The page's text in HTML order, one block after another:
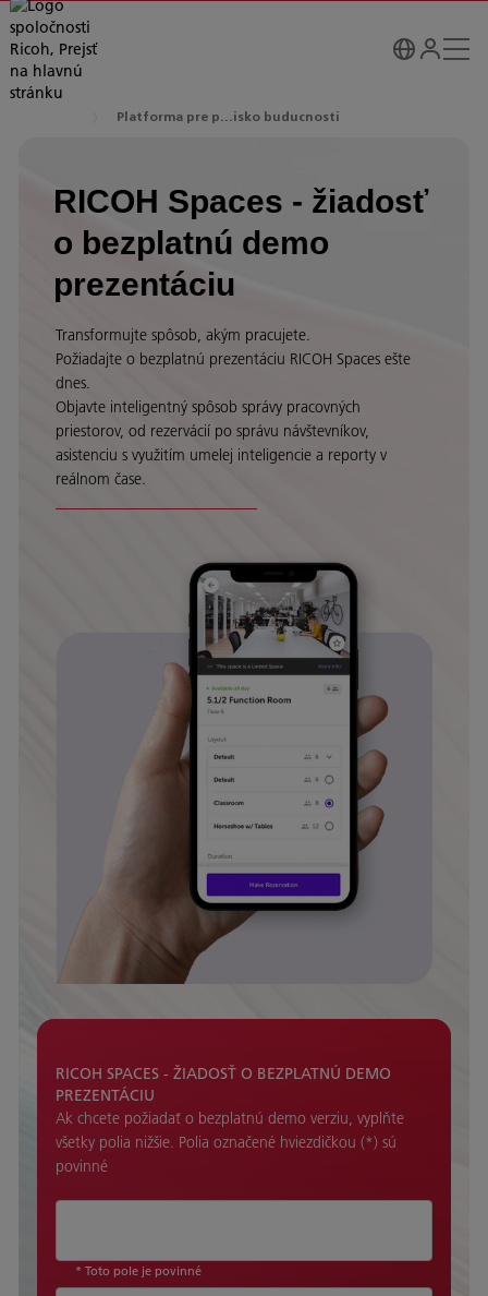
Platforma pre p...isko buducnosti
RICOH Spaces - žiadosť
o bezplatnú demo
prezentáciu
Transformujte spôsob, akým pracujete.
Požiadajte o bezplatnú prezentáciu RICOH Spaces ešte
dnes.
Objavte inteligentný spôsob správy pracovných
priestorov, od rezervácií po správu návštevníkov,
asistenciu s využitím umelej inteligencie a reporty v
reálnom čase.
RICOH SPACES - ŽIADOSŤ O BEZPLATNÚ DEMO
PREZENTÁCIU
Ak chcete požiadať o bezplatnú demo verziu, vyplňte
všetky polia nižšie. Polia označené hviezdičkou (*) sú
povinné
* Toto pole je povinné